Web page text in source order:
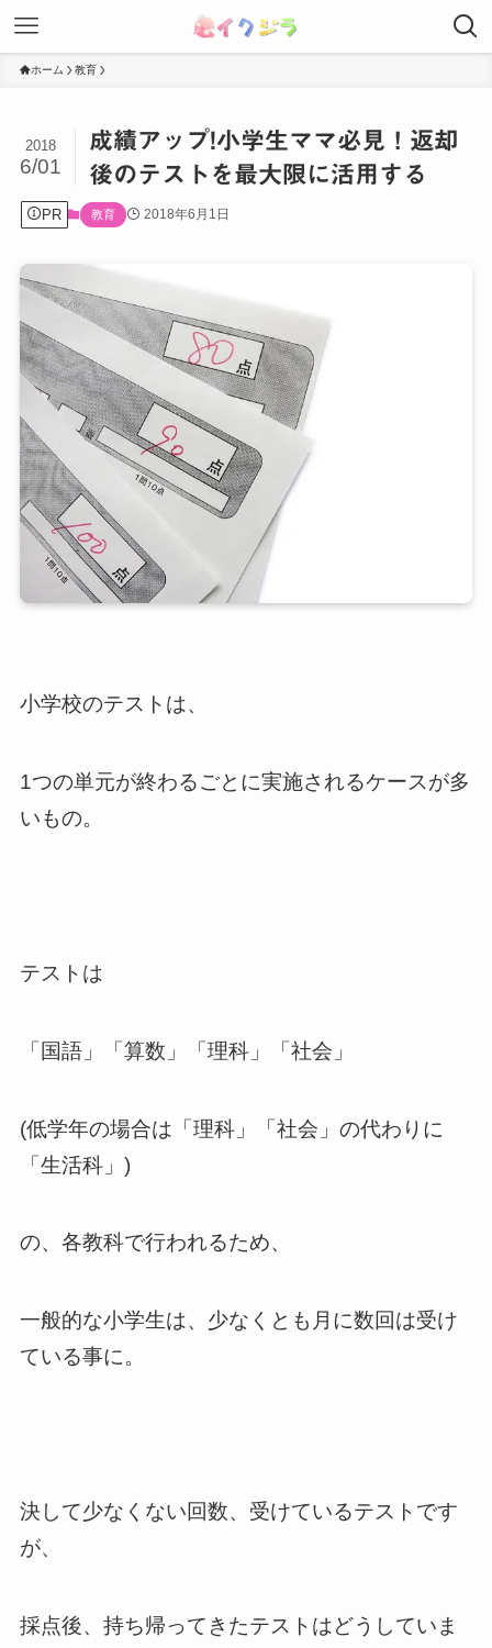
ホーム 教育
成績アップ!小学生ママ必見！返却
後のテストを最大限に活用する
2018
6/01
PR 教育 2018年6月1日
小学校のテストは、
1つの単元が終わるごとに実施されるケースが多
いもの。
テストは
「国語」「算数」「理科」「社会」
(低学年の場合は「理科」「社会」の代わりに
「生活科」)
の、各教科で行われるため、
一般的な小学生は、少なくとも月に数回は受け
ている事に。
決して少なくない回数、受けているテストです
が、
採点後、持ち帰ってきたテストはどうしていま